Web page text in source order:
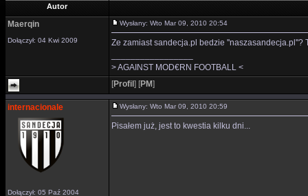
Autor
Maerqin
Dołączył: 04 Kwi 2009
Wysłany: Wto Mar 09, 2010 20:54
Ze zamiast sandecja.pl bedzie ''naszasandecja.pl''?
> AGAINST MOD€RN FOOTBALL <
[Profil ] [PM]
internacionale
Dołączył: 05 Paź 2004
Wysłany: Wto Mar 09, 2010 20:59
Pisałem już, jest to kwestia kilku dni...